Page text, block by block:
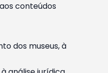
conteúdos
dos museus, à